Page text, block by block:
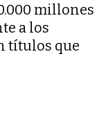
millones
a los
títulos que